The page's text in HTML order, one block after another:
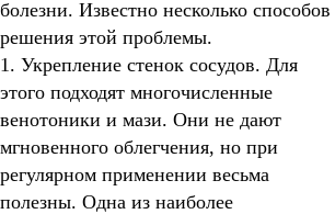
болезни. Известно несколько способов
решения этой проблемы.
1. Укрепление стенок сосудов. Для
этого подходят многочисленные
венотоники и мази. Они не дают
мгновенного облегчения, но при
регулярном применении весьма
полезны. Одна из наиболее